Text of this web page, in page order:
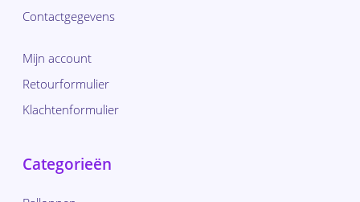
Contactgegevens
Mijn account
Retourformulier
Klachtenformulier
Categorieën